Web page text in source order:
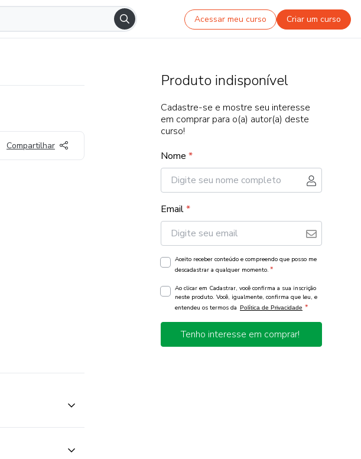
Acessar meu curso Criar um curso
Compartilhar
Produto indisponível
Cadastre-se e mostre seu interesse
em comprar para o(a) autor(a) deste
curso!
Nome *
Email*
Aceito receber conteúdo e compreendo que posso me
descadastrar a qualquer momento. *
Ao clicar em Cadastrar, você confirma a sua inscrição
neste produto. Você, igualmente, confirma que leu, e
entendeu os termos da Política de Privacidade *
Tenho interesse em comprar!